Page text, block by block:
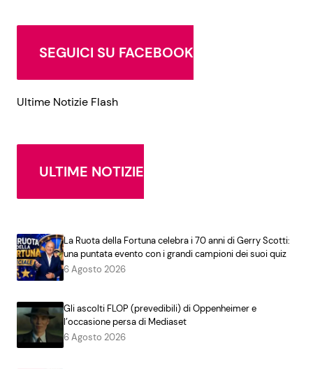
SEGUICI SU FACEBOOK
Ultime Notizie Flash
ULTIME NOTIZIE
La Ruota della Fortuna celebra i 70 anni di Gerry Scotti:
una puntata evento con i grandi campioni dei suoi quiz
6 Agosto 2026
Gli ascolti FLOP (prevedibili) di Oppenheimer e
l’occasione persa di Mediaset
6 Agosto 2026